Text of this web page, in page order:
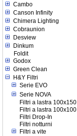
Cambo
Canson Infinity
Chimera Lighting
Cobraunion
Desview
Dinkum
Foldit
Godox
Green Clean
H&Y Filtri
Serie EVO
Serie NOVA
Filtri a lastra 100x150
Filtri a lastra 100x100
Filtri Drop-In
Filtri notturni
Filtri a vite